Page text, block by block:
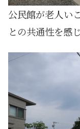
公民館が老人い
との共通性を感